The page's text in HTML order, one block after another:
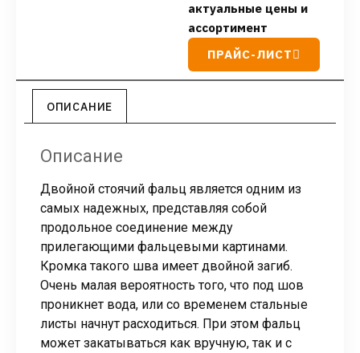
актуальные цены и
ассортимент
ПРАЙС-ЛИСТ
ОПИСАНИЕ
Описание
Двойной стоячий фальц является одним из
самых надежных, представляя собой
продольное соединение между
прилегающими фальцевыми картинами.
Кромка такого шва имеет двойной загиб.
Очень малая вероятность того, что под шов
проникнет вода, или со временем стальные
листы начнут расходиться. При этом фальц
может закатываться как вручную, так и с